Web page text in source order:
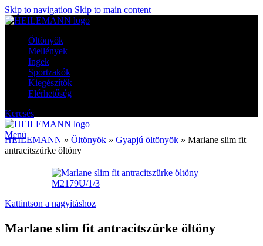
Skip to navigation Skip to main content
Öltönyök
Mellények
Ingek
Sportzakók
Kiegészítők
Elérhetőség
Keresés
Menü
HEILEMANN » Öltönyök » Gyapjú öltönyök » Marlane slim fit
antracitszürke öltöny
Kattintson a nagyításhoz
Marlane slim fit antracitszürke öltöny